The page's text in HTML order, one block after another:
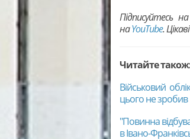
Підписуйтесь
наYouTubе.
Читайте
Військовий
цього не зробив
"Повинна
в Івано-